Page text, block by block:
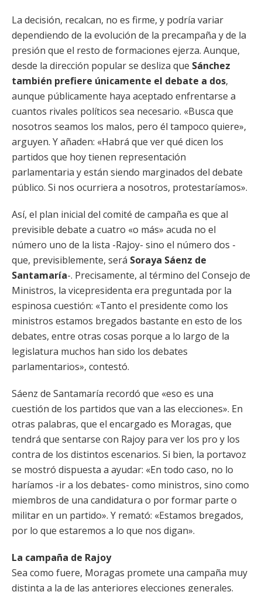
La decisión, recalcan, no es firme, y podría variar
dependiendo de la evolución de la precampaña y de la
presión que el resto de formaciones ejerza. Aunque,
desde la dirección popular se desliza que Sánchez
también prefiere únicamente el debate a dos,
aunque públicamente haya aceptado enfrentarse a
cuantos rivales políticos sea necesario. «Busca que
nosotros seamos los malos, pero él tampoco quiere»,
arguyen. Y añaden: «Habrá que ver qué dicen los
partidos que hoy tienen representación
parlamentaria y están siendo marginados del debate
público. Si nos ocurriera a nosotros, protestaríamos».
Así, el plan inicial del comité de campaña es que al
previsible debate a cuatro «o más» acuda no el
número uno de la lista -Rajoy- sino el número dos -
que, previsiblemente, será Soraya Sáenz de
Santamaría-. Precisamente, al término del Consejo de
Ministros, la vicepresidenta era preguntada por la
espinosa cuestión: «Tanto el presidente como los
ministros estamos bregados bastante en esto de los
debates, entre otras cosas porque a lo largo de la
legislatura muchos han sido los debates
parlamentarios», contestó.
Sáenz de Santamaría recordó que «eso es una
cuestión de los partidos que van a las elecciones». En
otras palabras, que el encargado es Moragas, que
tendrá que sentarse con Rajoy para ver los pro y los
contra de los distintos escenarios. Si bien, la portavoz
se mostró dispuesta a ayudar: «En todo caso, no lo
haríamos -ir a los debates- como ministros, sino como
miembros de una candidatura o por formar parte o
militar en un partido». Y remató: «Estamos bregados,
por lo que estaremos a lo que nos digan».
La campaña de Rajoy
Sea como fuere, Moragas promete una campaña muy
distinta a la de las anteriores elecciones generales.